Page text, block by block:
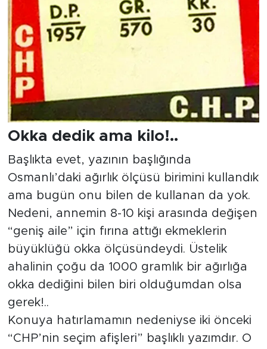
Okka dedik ama kilo!..
Başlıkta evet, yazının başlığında
Osmanlı’daki ağırlık ölçüsü birimini kullandık
ama bugün onu bilen de kullanan da yok.
Nedeni, annemin 8-10 kişi arasında değişen
“geniş aile” için fırına attığı ekmeklerin
büyüklüğü okka ölçüsündeydi. Üstelik
ahalinin çoğu da 1000 gramlık bir ağırlığa
okka dediğini bilen biri olduğumdan olsa
gerek!..
Konuya hatırlamamın nedeniyse iki önceki
“CHP’nin seçim afişleri” başlıklı yazımdır. O